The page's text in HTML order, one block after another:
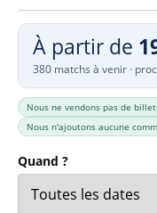
À partir de
380 matchs à venir ·
Nous ne vendons pas de
Nous n'ajoutons aucune
Quand ?